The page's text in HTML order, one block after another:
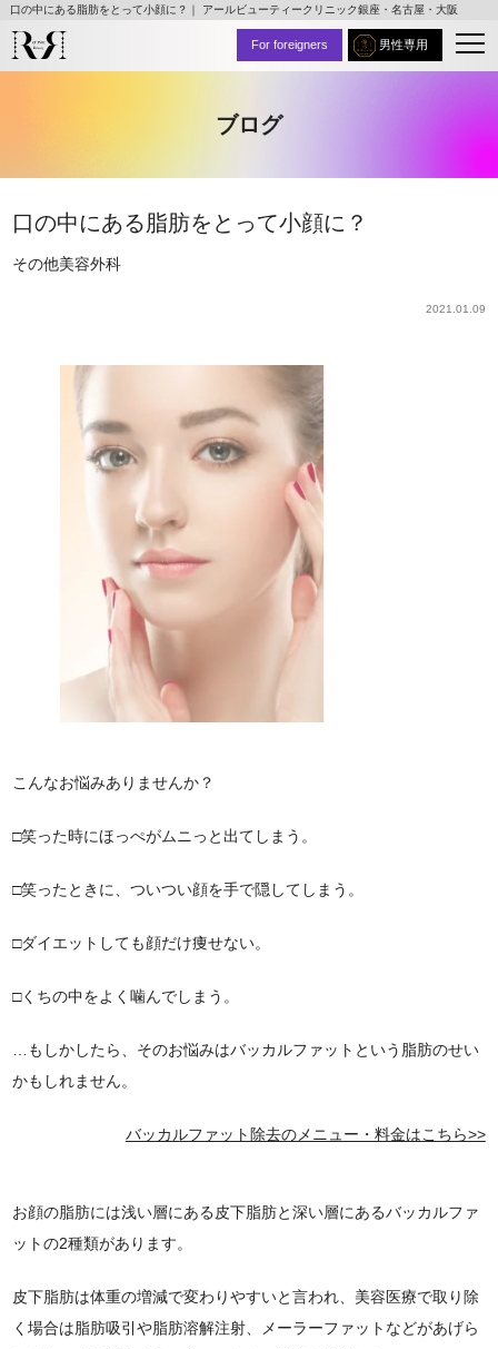
口の中にある脂肪をとって小顔に？｜ アールビューティークリニック銀座・名古屋・大阪
男性専用
For foreigners
ブログ
口の中にある脂肪をとって小顔に？
その他美容外科
2021.01.09
こんなお悩みありませんか？
□笑った時にほっぺがムニっと出てしまう。
□笑ったときに、ついつい顔を手で隠してしまう。
□ダイエットしても顔だけ痩せない。
□くちの中をよく噛んでしまう。
…もしかしたら、そのお悩みはバッカルファットという脂肪のせい
かもしれません。
バッカルファット除去のメニュー・料金はこちら>>
お顔の脂肪には浅い層にある皮下脂肪と深い層にあるバッカルファ
ットの2種類があります。
皮下脂肪は体重の増減で変わりやすいと言われ、美容医療で取り除
く場合は脂肪吸引や脂肪溶解注射、メーラーファットなどがあげら